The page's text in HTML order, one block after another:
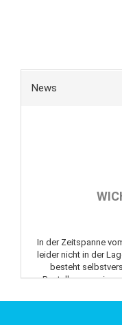
News
In der Zeitspanne
leider nicht in der
besteht
Bestellungen wie
mich